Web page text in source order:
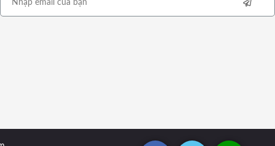
thiết kế sang trọng, độc đáo. Và mỗi văn phòng có thể
trọng và sự uy quyền của người làm việc cấp cao.